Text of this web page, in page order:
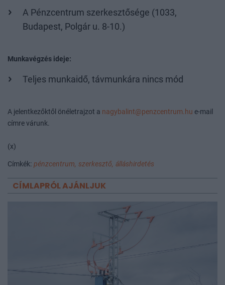
A Pénzcentrum szerkesztősége (1033,
Budapest, Polgár u. 8-10.)
Munkavégzés ideje:
Teljes munkaidő, távmunkára nincs mód
A jelentkezőktől önéletrajzot a nagybalint@penzcentrum.hu e-mail
címre várunk.
(x)
Címkék: pénzcentrum, szerkesztő, álláshirdetés
CÍMLAPRÓL AJÁNLJUK